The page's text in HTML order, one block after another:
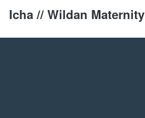
Icha // Wildan Maternity